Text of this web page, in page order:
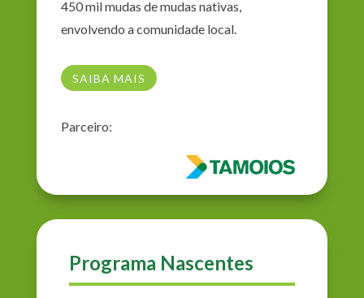
450 mil mudas de mudas nativas,
envolvendo a comunidade local.
SAIBA MAIS
Parceiro:
Programa Nascentes